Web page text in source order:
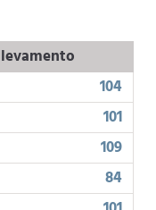
104
101
109
84